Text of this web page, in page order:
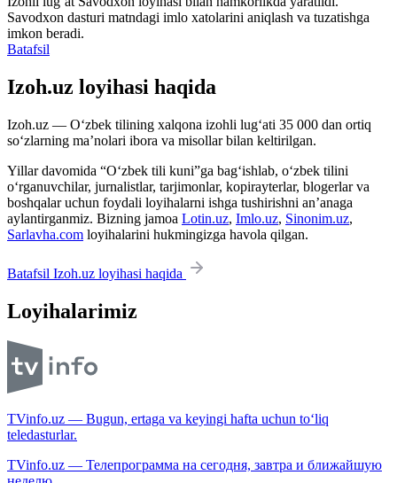
Savodxon dasturi matndagi imlo xatolarini aniqlash va tuzatishga
imkon beradi.
Batafsil
Izoh.uz loyihasi haqida
Izoh.uz — O‘zbek tilining xalqona izohli lug‘ati 35 000 dan ortiq
so‘zlarning ma’nolari ibora va misollar bilan keltirilgan.
Yillar davomida “O‘zbek tili kuni”ga bag‘ishlab, o‘zbek tilini
o‘rganuvchilar, jurnalistlar, tarjimonlar, kopirayterlar, blogerlar va
boshqalar uchun foydali loyihalarni ishga tushirishni an’anaga
aylantirganmiz. Bizning jamoa Lotin.uz, Imlo.uz, Sinonim.uz,
Sarlavha.com loyihalarini hukmingizga havola qilgan.
Batafsil Izoh.uz loyihasi haqida
Loyihalarimiz
TVinfo.uz — Bugun, ertaga va keyingi hafta uchun to‘liq
teledasturlar.
TVinfo.uz — Телепрограмма на сегодня, завтра и ближайшую